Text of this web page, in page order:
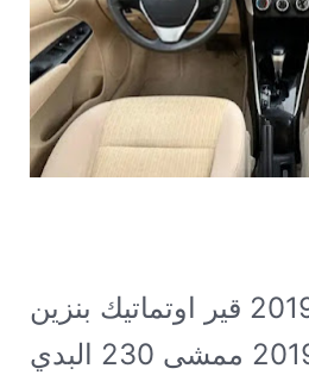
تويوتا يارس 2019 ممشى 230 البدي